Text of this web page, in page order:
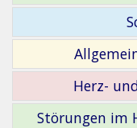
Herz-
Störungen im